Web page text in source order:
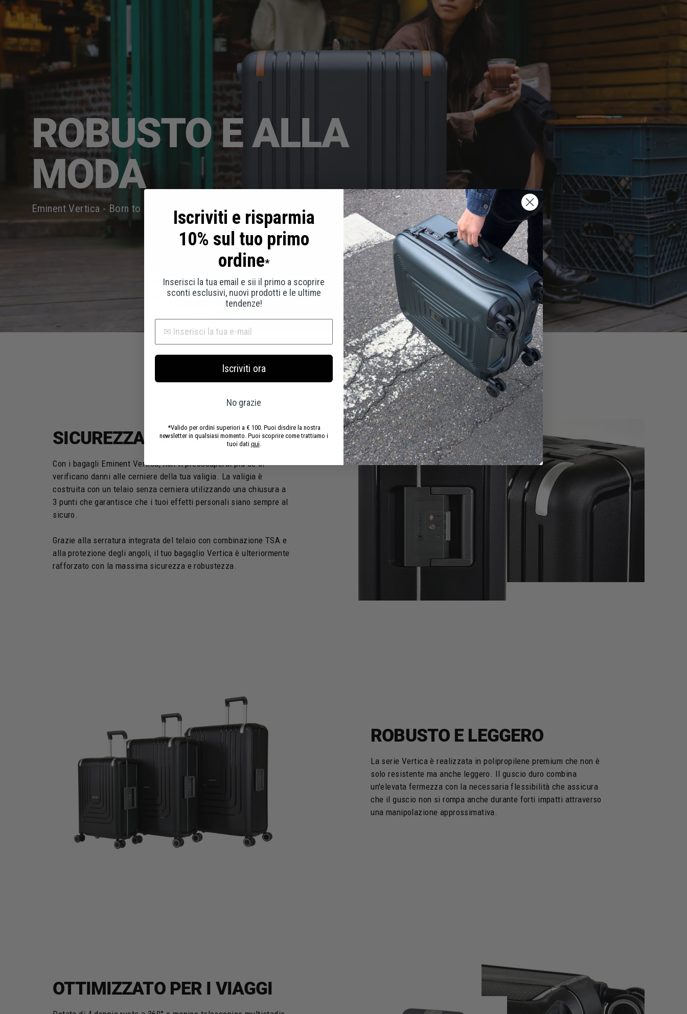
ROBUSTO E ALLA
MODA
Eminent Vertica - Born to be Tough
SICUREZZA EXTRA
Con i bagagli Eminent Vertica, non ti preoccuperai più se si
verificano danni alle cerniere della tua valigia. La valigia è
costruita con un telaio senza cerniera utilizzando una chiusura a
3 punti che garantisce che i tuoi effetti personali siano sempre al
sicuro.
Grazie alla serratura integrata del telaio con combinazione TSA e
alla protezione degli angoli, il tuo bagaglio Vertica è ulteriormente
rafforzato con la massima sicurezza e robustezza.
ROBUSTO E LEGGERO
La serie Vertica è realizzata in polipropilene premium che non è
solo resistente ma anche leggero. Il guscio duro combina
un'elevata fermezza con la necessaria flessibilità che assicura
che il guscio non si rompa anche durante forti impatti attraverso
una manipolazione approssimativa.
OTTIMIZZATO PER I VIAGGI
Iscriviti e risparmia
10% sul tuo primo
ordine*
Inserisci la tua email e sii il primo a scoprire
sconti esclusivi, nuovi prodotti e le ultime
tendenze!
Iscriviti ora
No grazie
*Valido per ordini superiori a € 100. Puoi disdire la nostra
newsletter in qualsiasi momento. Puoi scoprire come trattiamo i
tuoi dati qui